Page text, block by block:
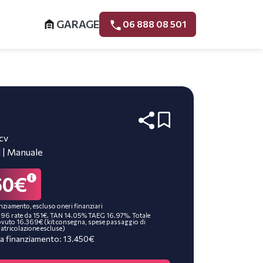
GARAGE 06 888 08 501
Manuale
escluso oneri finanziari
rate da 151€. TAN 14.05% TAEG 16.97%. Totale
16.369€ (kit consegna, spese passaggio di
escluse)
finanziamento: 13.450€